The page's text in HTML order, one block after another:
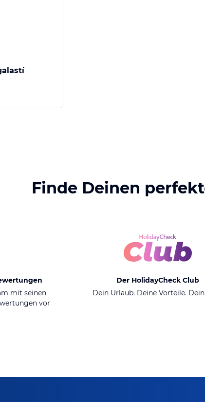
Finde Deinen
mit seinen
vor
Der HolidayCheck Club
Dein Urlaub. Deine Vorteile.